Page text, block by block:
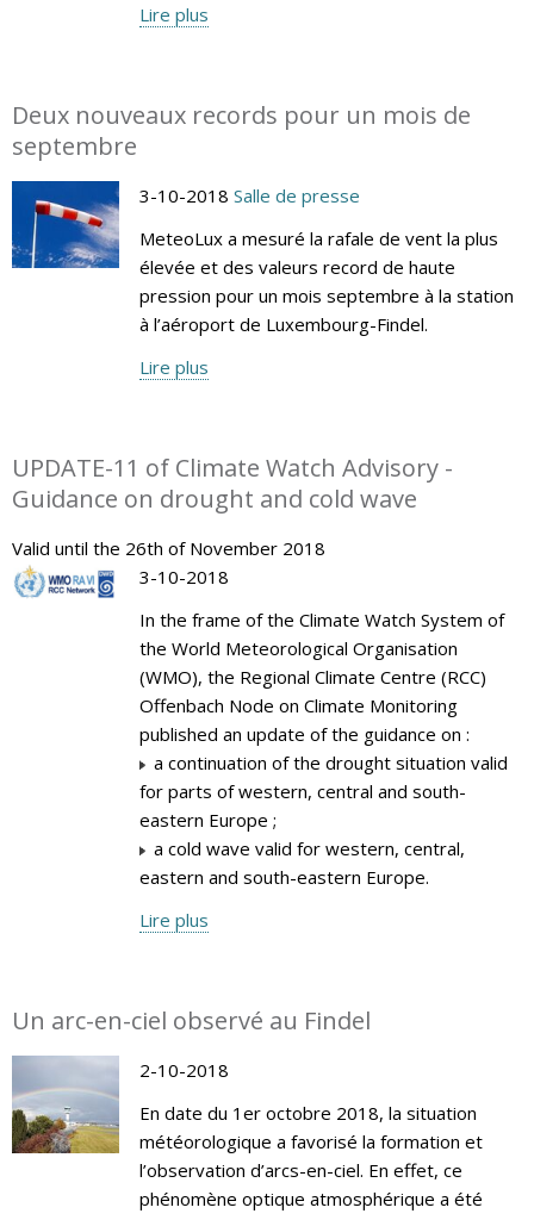
Lire plus
Deux nouveaux records pour un mois de
septembre
3-10-2018 Salle de presse
MeteoLux a mesuré la rafale de vent la plus
élevée et des valeurs record de haute
pression pour un mois septembre à la station
à l’aéroport de Luxembourg-Findel.
Lire plus
UPDATE-11 of Climate Watch Advisory -
Guidance on drought and cold wave
Valid until the 26th of November 2018
3-10-2018
In the frame of the Climate Watch System of
the World Meteorological Organisation
(WMO), the Regional Climate Centre (RCC)
Offenbach Node on Climate Monitoring
published an update of the guidance on :
a continuation of the drought situation valid
for parts of western, central and south-
eastern Europe ;
a cold wave valid for western, central,
eastern and south-eastern Europe.
Lire plus
Un arc-en-ciel observé au Findel
2-10-2018
En date du 1er octobre 2018, la situation
météorologique a favorisé la formation et
l’observation d’arcs-en-ciel. En effet, ce
phénomène optique atmosphérique a été